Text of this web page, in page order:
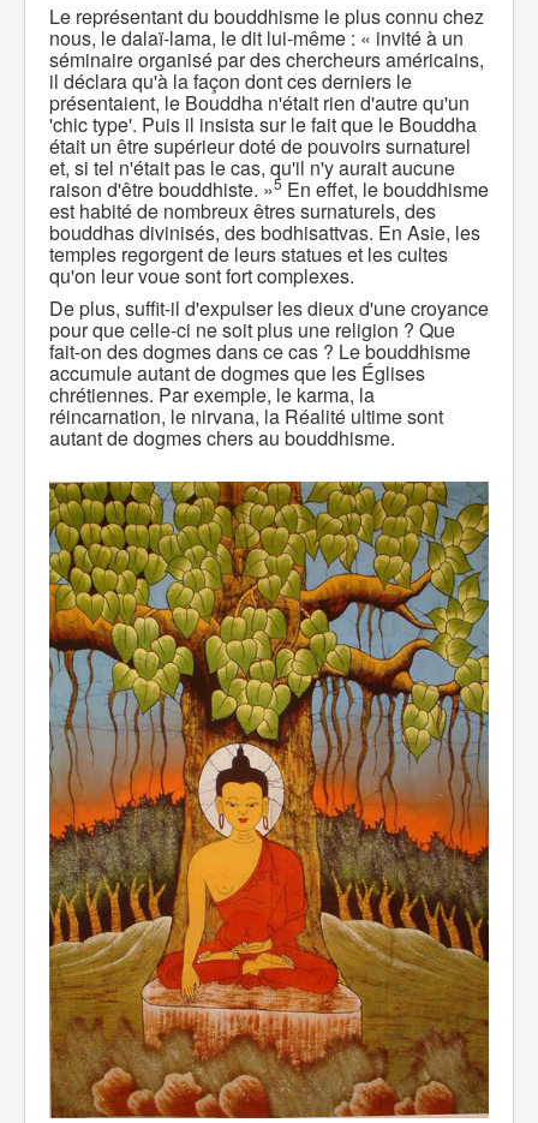
Le représentant du bouddhisme le plus connu chez
nous, le dalaï-lama, le dit lui-même : « invité à un
séminaire organisé par des chercheurs américains,
il déclara qu'à la façon dont ces derniers le
présentaient, le Bouddha n'était rien d'autre qu'un
'chic type'. Puis il insista sur le fait que le Bouddha
était un être supérieur doté de pouvoirs surnaturel
et, si tel n'était pas le cas, qu'il n'y aurait aucune
raison d'être bouddhiste. »5 En effet, le bouddhisme
est habité de nombreux êtres surnaturels, des
bouddhas divinisés, des bodhisattvas. En Asie, les
temples regorgent de leurs statues et les cultes
qu'on leur voue sont fort complexes.
De plus, suffit-il d'expulser les dieux d'une croyance
pour que celle-ci ne soit plus une religion ? Que
fait-on des dogmes dans ce cas ? Le bouddhisme
accumule autant de dogmes que les Églises
chrétiennes. Par exemple, le karma, la
réincarnation, le nirvana, la Réalité ultime sont
autant de dogmes chers au bouddhisme.